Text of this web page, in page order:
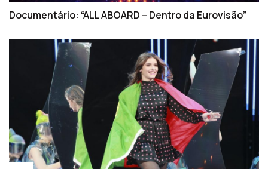
Documentário: “ALL ABOARD – Dentro da Eurovisão”